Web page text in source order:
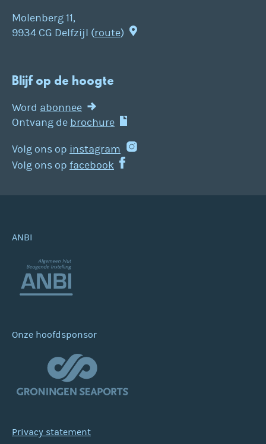
Molenberg 11,
9934 CG Delfzijl (route)
Blijf op de hoogte
Word abonnee
Ontvang de brochure
Volg ons op instagram
Volg ons op facebook
ANBI
Onze hoofdsponsor
Privacy statement